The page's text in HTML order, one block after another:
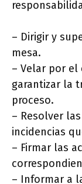
– Dirigir y
mesa.
– Velar por
garantizar la
proceso.
– Resolver
incidencias
– Firmar las
– Informar a